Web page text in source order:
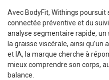
Avec BodyFit, Withings
connectée préventive et du
analyse segmentaire rapide,
la graisse viscérale, ainsi
et IA, la marque cherche à
mieux comprendre son corps,
balance.